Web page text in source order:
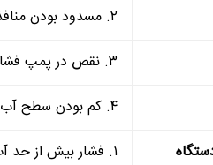
۲. مسدود بودن منافذ بخار
۳. نقص در پمپ فشار آب
۴. کم بودن سطح آب در مخزن
۱. فشار بیش از حد آب در مخزن